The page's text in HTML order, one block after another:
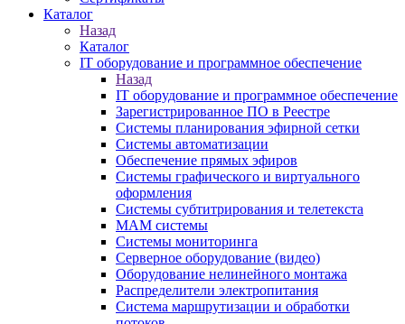
Каталог
Назад
Каталог
IT оборудование и программное обеспечение
Назад
IT оборудование и программное обеспечение
Зарегистрированное ПО в Реестре
Системы планирования эфирной сетки
Системы автоматизации
Обеспечение прямых эфиров
Системы графического и виртуального
оформления
Системы субтитрирования и телетекста
MAM системы
Системы мониторинга
Серверное оборудование (видео)
Оборудование нелинейного монтажа
Распределители электропитания
Система маршрутизации и обработки